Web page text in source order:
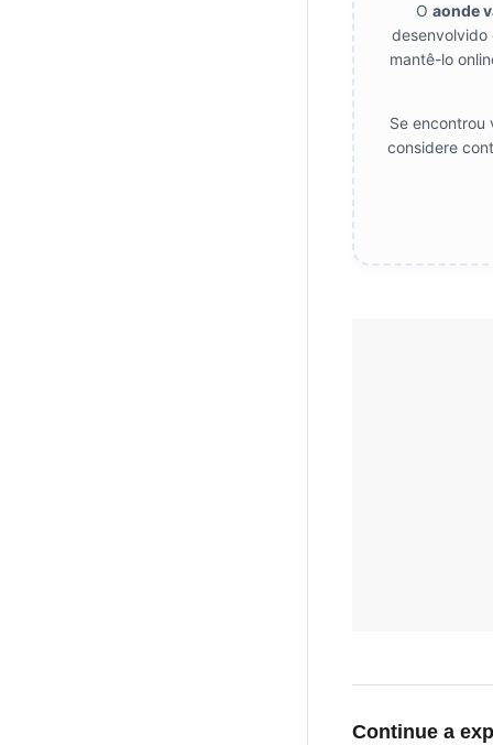
O aonde
desenvolvido
mantê-lo
Se encontrou
considere
Continue a